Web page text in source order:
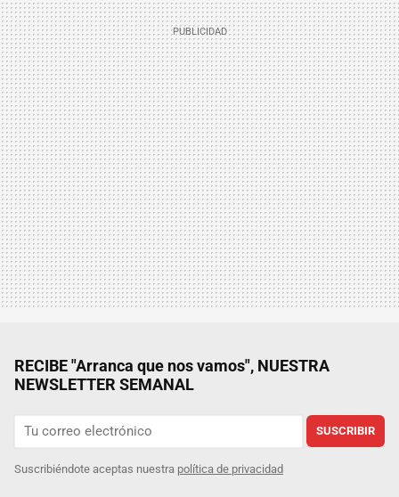
RECIBE "Arranca que nos vamos", NUESTRA
NEWSLETTER SEMANAL
SUSCRIBIR
Suscribiéndote aceptas nuestra política de privacidad